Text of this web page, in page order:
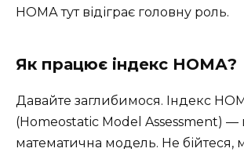
НОМА тут відіграє головну роль.
Як працює індекс НОМА?
Давайте заглибимося. Індекс
(Homeostatic Model Assessment) —
математична модель. Не бійтеся,